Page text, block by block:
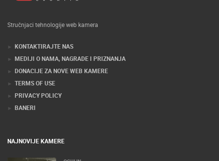
Stručnjaci tehnologije web kamera
KONTAKTIRAJTE NAS
MEDIJI O NAMA, NAGRADE I PRIZNANJA
DONACIJE ZA NOVE WEB KAMERE
TERMS OF USE
PRIVACY POLICY
BANERI
NAJNOVIJE KAMERE